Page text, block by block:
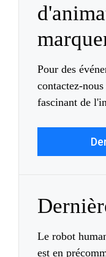
Pour des
contactez-
fascinant de
Le robot
est en